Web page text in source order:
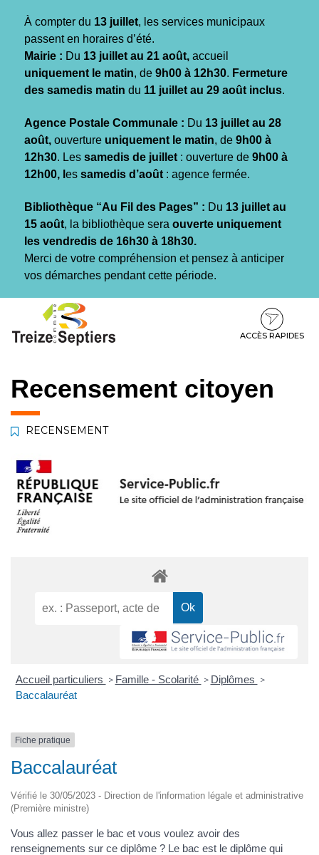
À compter du 13 juillet, les services municipaux
passent en horaires d’été.
Mairie : Du 13 juillet au 21 août, accueil
uniquement le matin, de 9h00 à 12h30. Fermeture
des samedis matin du 11 juillet au 29 août inclus.
Agence Postale Communale : Du 13 juillet au 28
août, ouverture uniquement le matin, de 9h00 à
12h30. Les samedis de juillet : ouverture de 9h00 à
12h00, l es samedis d’août : agence fermée.
Bibliothèque “Au Fil des Pages” : Du 13 juillet au
15 août, la bibliothèque sera ouverte uniquement
les vendredis de 16h30 à 18h30.
Merci de votre compréhension et pensez à anticiper
vos démarches pendant cette période.
contenu
pied
ACCÈS RAPIDES
Recensement citoyen
RECENSEMENT
Accueil particuliers > Famille - Scolarité > Diplômes >
Baccalauréat
Fiche pratique
Baccalauréat
Vérifié le 30/05/2023 - Direction de l'information légale et administrative
(Première ministre)
Vous allez passer le bac et vous voulez avoir des
renseignements sur ce diplôme ? Le bac est le diplôme qui